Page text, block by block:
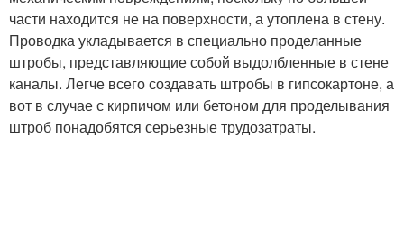
части находится не на поверхности, а утоплена в стену.
Проводка укладывается в специально проделанные
штробы, представляющие собой выдолбленные в стене
каналы. Легче всего создавать штробы в гипсокартоне, а
вот в случае с кирпичом или бетоном для проделывания
штроб понадобятся серьезные трудозатраты.